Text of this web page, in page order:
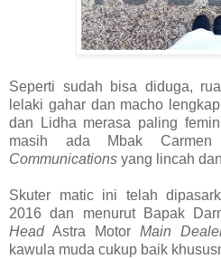
Seperti sudah bisa diduga,
lelaki gahar dan macho
dan Lidha merasa paling
masih ada Mbak
Communications yang lincah dan
Skuter matic ini telah
2016 dan menurut Bapak
HeadAstra Motor Main
kawula muda cukup baik